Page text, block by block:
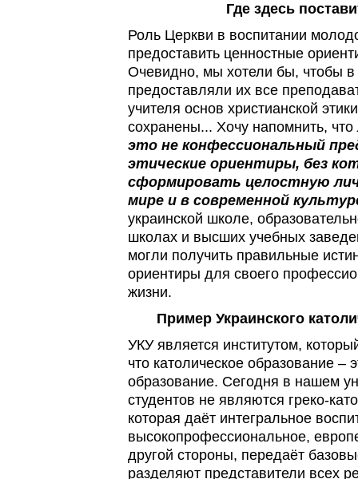
Где здесь
Роль Церкви в воспитании
предоставить ценностные
Очевидно, мы хотели бы, чтобы в
предоставляли их все
учителя основ христианской
сохранены... Хочу напомнить, что
это не конфессиональный
этические ориентиры, без
сформировать целостную
мире и в современной
украинской школе,
школах и высших учебных
могли получить правильные
ориентиры для своего
жизни.
Пример Украинского
УКУ является институтом,
что католическое образование –
образование. Сегодня в нашем
студентов не являются греко-
которая даёт интегральное
высокопрофессиональное,
другой стороны, передаёт
разделяют представители всех